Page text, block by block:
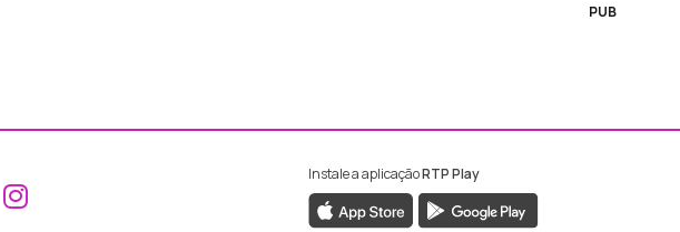
PUB
Aceder ao Facebook da RTP Madeira
Aceder ao Instagram da RTP Madeira
Instale a aplicaçãoRTP Play